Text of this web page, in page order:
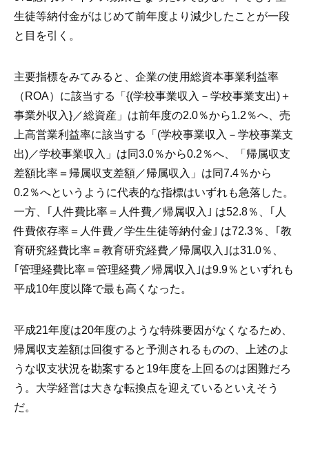
生徒等納付金がはじめて前年度より減少したことが一段
と目を引く。
主要指標をみてみると、企業の使用総資本事業利益率
（ROA）に該当する「{(学校事業収入－学校事業支出)＋
事業外収入}／総資産」は前年度の2.0％から1.2％へ、売
上高営業利益率に該当する「(学校事業収入－学校事業支
出)／学校事業収入」は同3.0％から0.2％へ、「帰属収支
差額比率＝帰属収支差額／帰属収入」は同7.4％から
0.2％へというように代表的な指標はいずれも急落した。
一方、｢人件費比率＝人件費／帰属収入｣ は52.8％、｢人
件費依存率＝人件費／学生生徒等納付金｣ は72.3％、｢教
育研究経費比率＝教育研究経費／帰属収入｣は31.0％、
｢管理経費比率＝管理経費／帰属収入｣は9.9％といずれも
平成10年度以降で最も高くなった。
平成21年度は20年度のような特殊要因がなくなるため、
帰属収支差額は回復すると予測されるものの、上述のよ
うな収支状況を勘案すると19年度を上回るのは困難だろ
う。大学経営は大きな転換点を迎えているといえそう
だ。